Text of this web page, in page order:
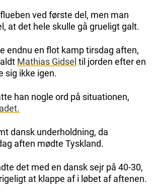
ved første del, men man
at det hele skulle gå grueligt galt.
endnu en flot kamp tirsdag aften,
Mathias Gidsel til jorden efter en
sig ikke igen.
han nogle ord på situationen,
dansk underholdning, da
aften mødte Tyskland.
det med en dansk sejr på 40-30,
at klappe af i løbet af aftenen.